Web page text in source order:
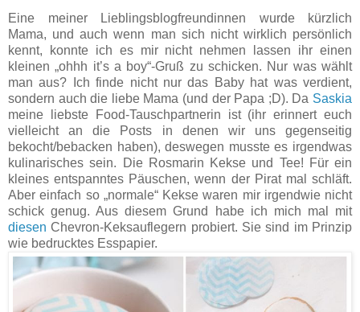
Eine meiner Lieblingsblogfreundinnen wurde kürzlich
Mama, und auch wenn man sich nicht wirklich persönlich
kennt, konnte ich es mir nicht nehmen lassen ihr einen
kleinen „ohhh it’s a boy“-Gruß zu schicken. Nur was wählt
man aus? Ich finde nicht nur das Baby hat was verdient,
sondern auch die liebe Mama (und der Papa ;D). Da Saskia
meine liebste Food-Tauschpartnerin ist (ihr erinnert euch
vielleicht an die Posts in denen wir uns gegenseitig
bekocht/bebacken haben), deswegen musste es irgendwas
kulinarisches sein. Die Rosmarin Kekse und Tee! Für ein
kleines entspanntes Päuschen, wenn der Pirat mal schläft.
Aber einfach so „normale“ Kekse waren mir irgendwie nicht
schick genug. Aus diesem Grund habe ich mich mal mit
diesen Chevron-Keksauflegern probiert. Sie sind im Prinzip
wie bedrucktes Esspapier.